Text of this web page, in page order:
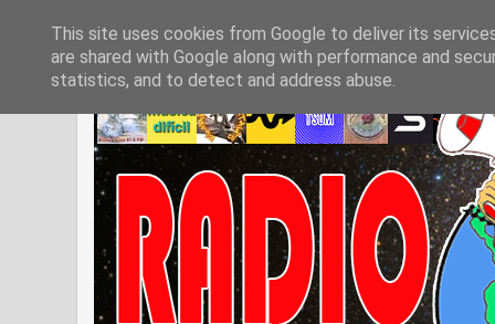
This site uses cookies from Google to deliver its
are shared with Google along with performance and
statistics, and to detect and address abuse.